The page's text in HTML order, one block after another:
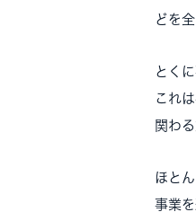
どを
とく
これ
関わ
ほと
事業